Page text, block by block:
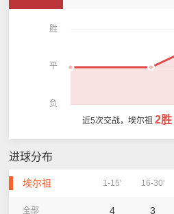
胜
平
负
近5次交战，埃尔祖 2胜
进球分布
埃尔祖 1-15' 16-30'
全部 4 3